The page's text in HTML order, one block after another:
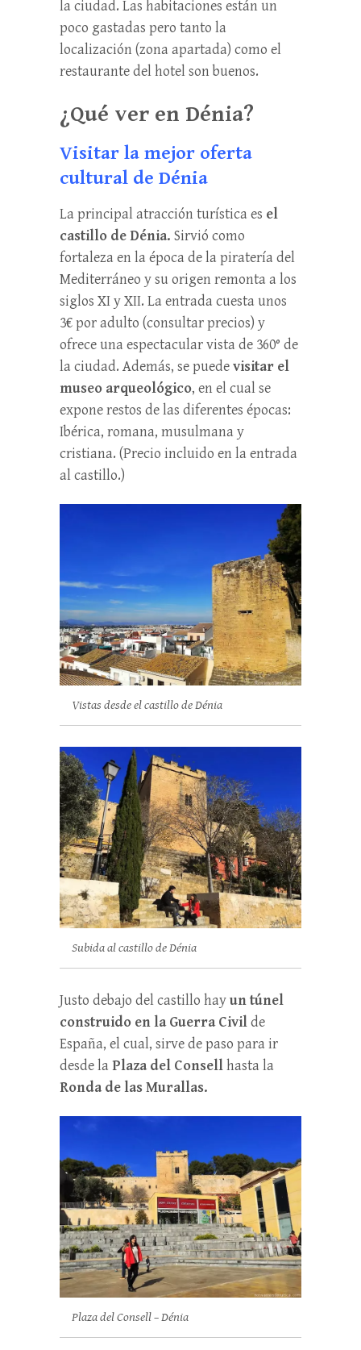
la ciudad. Las habitaciones están un
poco gastadas pero tanto la
localización (zona apartada) como el
restaurante del hotel son buenos.
¿Qué ver en Dénia?
Visitar la mejor oferta
cultural de Dénia
La principal atracción turística es el
castillo de Dénia. Sirvió como
fortaleza en la época de la piratería del
Mediterráneo y su origen remonta a los
siglos XI y XII. La entrada cuesta unos
3€ por adulto (consultar precios) y
ofrece una espectacular vista de 360° de
la ciudad. Además, se puedevisitar el
museo arqueológico, en el cual se
expone restos de las diferentes épocas:
Ibérica, romana, musulmana y
cristiana. (Precio incluido en la entrada
al castillo.)
Vistas desde el castillo de Dénia
Subida al castillo de Dénia
Justo debajo del castillo hayun túnel
construido en la Guerra Civilde
España, el cual, sirve de paso para ir
desde la Plaza del Consellhasta la
Ronda de las Murallas.
Plaza del Consell – Dénia